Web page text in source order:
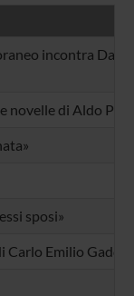
incontra
novelle di Aldo
sposi»
Emilio Gadda